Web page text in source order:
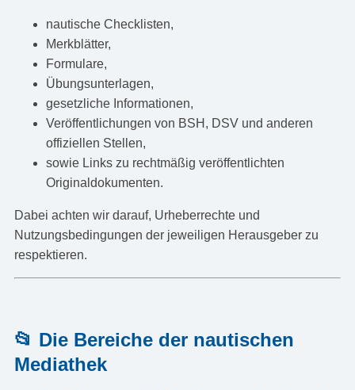
nautische Checklisten,
Merkblätter,
Formulare,
Übungsunterlagen,
gesetzliche Informationen,
Veröffentlichungen von BSH, DSV und anderen
offiziellen Stellen,
sowie Links zu rechtmäßig veröffentlichten
Originaldokumenten.
Dabei achten wir darauf, Urheberrechte und
Nutzungsbedingungen der jeweiligen Herausgeber zu
respektieren.
📂 Die Bereiche der nautischen
Mediathek